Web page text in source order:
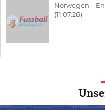
Norwegen –
(11.07.26)